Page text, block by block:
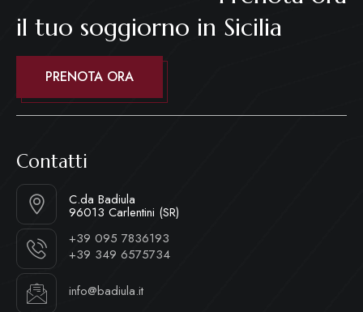
il tuo soggiorno in Sicilia
PRENOTA ORA
Contatti
C.da Badiula
96013 Carlentini (SR)
+39 095 7836193
+39 349 6575734
info@badiula.it